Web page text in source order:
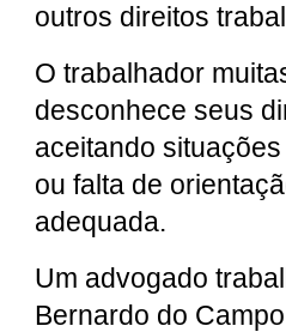
outros direitos
O trabalhador
desconhece seus
aceitando
ou falta de
adequada.
Um advogado
Bernardo do